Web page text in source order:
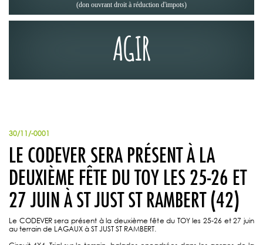
(don ouvrant droit à réduction d'impots)
AGIR
30/11/-0001
LE CODEVER SERA PRÉSENT À LA
DEUXIÈME FÊTE DU TOY LES 25-26 ET
27 JUIN À ST JUST ST RAMBERT (42)
Le CODEVER sera présent à la deuxième fête du TOY les 25-26 et 27 juin
au terrain de LAGAUX à ST JUST ST RAMBERT.